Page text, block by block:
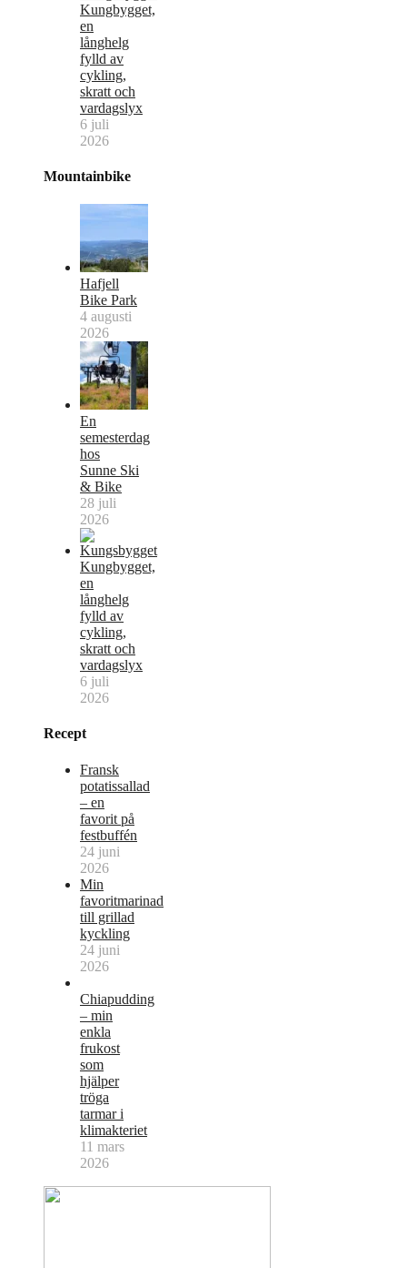
Kungbygget,
en
långhelg
fylld av
cykling,
skratt och
vardagslyx
6 juli
2026
Mountainbike
Hafjell
Bike Park
4 augusti
2026
En
semesterdag
hos
Sunne Ski
& Bike
28 juli
2026
Kungbygget,
en
långhelg
fylld av
cykling,
skratt och
vardagslyx
6 juli
2026
Recept
Fransk
potatissallad
– en
favorit på
festbuffén
24 juni
2026
Min
favoritmarinad
till grillad
kyckling
24 juni
2026
Chiapudding
– min
enkla
frukost
som
hjälper
tröga
tarmar i
klimakteriet
11 mars
2026